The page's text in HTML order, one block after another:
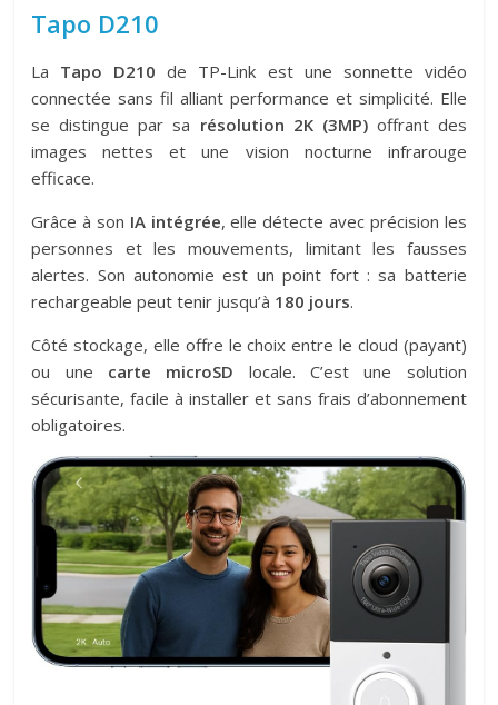
Tapo D210
La Tapo D210 de TP-Link est une sonnette vidéo
connectée sans fil alliant performance et simplicité. Elle
se distingue par sa résolution 2K (3MP)offrant des
images nettes et une vision nocturne infrarouge
efficace.
Grâce à son IA intégrée, elle détecte avec précision les
personnes et les mouvements, limitant les fausses
alertes. Son autonomie est un point fort : sa batterie
rechargeable peut tenir jusqu’à 180 jours.
Côté stockage, elle offre le choix entre le cloud (payant)
ou une carte microSD locale. C’est une solution
sécurisante, facile à installer et sans frais d’abonnement
obligatoires.